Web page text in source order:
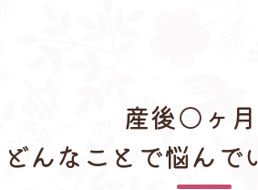
産後○ヶ月
どんなことで悩んで